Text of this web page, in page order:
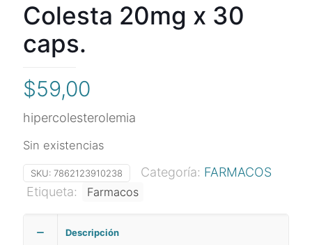
Colesta 20mg x 30
caps.
$59,00
hipercolesterolemia
Sin existencias
SKU: 7862123910238 Categoría: FARMACOS
Etiqueta:
Farmacos
Descripción